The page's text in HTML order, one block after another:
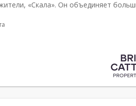
«Скала». Он объединяет
Национальный совет...